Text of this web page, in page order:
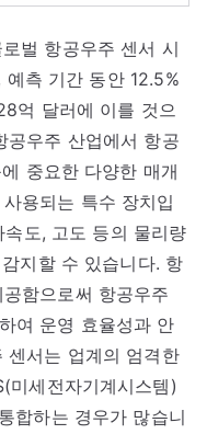
벌 항공우주 센서 시
측 기간 동안 12.5%
억 달러에 이를 것으
공우주 산업에서 항공
중요한 다양한 매개
용되는 특수 장치입
도, 고도 등의 물리량
지할 수 있습니다. 항
함으로써 항공우주
여 운영 효율성과 안
센서는 업계의 엄격한
미세전자기계시스템)
합하는 경우가 많습니